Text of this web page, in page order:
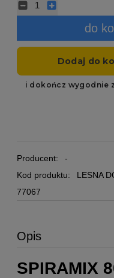
do
Producent:
-
Kod produktu:
LESNA
77067
Opis
SPIRAMIX